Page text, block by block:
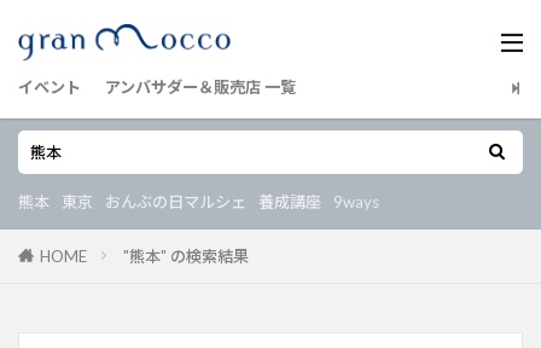
イベント アンバサダー＆販売店 一覧
熊本 東京 おんぶの日マルシェ 養成講座 9ways
HOME "熊本" の検索結果